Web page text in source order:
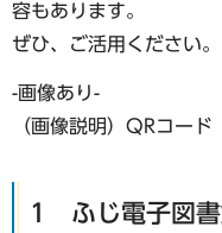
容もあります。
ぜひ、ご活用ください。
-画像あり-
（画像説明）QRコー
1 ふじ電子図書